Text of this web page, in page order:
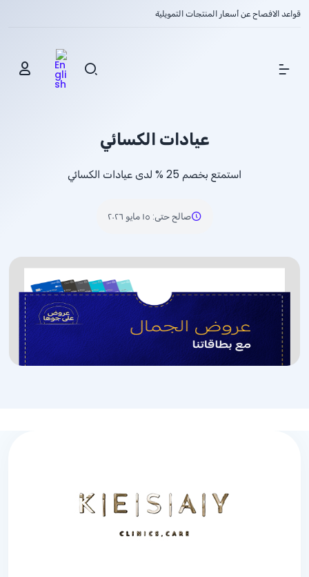
قواعد الافصاح عن أسعار المنتجات التمويلية
Show Menu
عيادات الكسائي
استمتع بخصم % 25 لدى عيادات الكسائي
صالح حتى: ١٥ مايو ٢٠٢٦